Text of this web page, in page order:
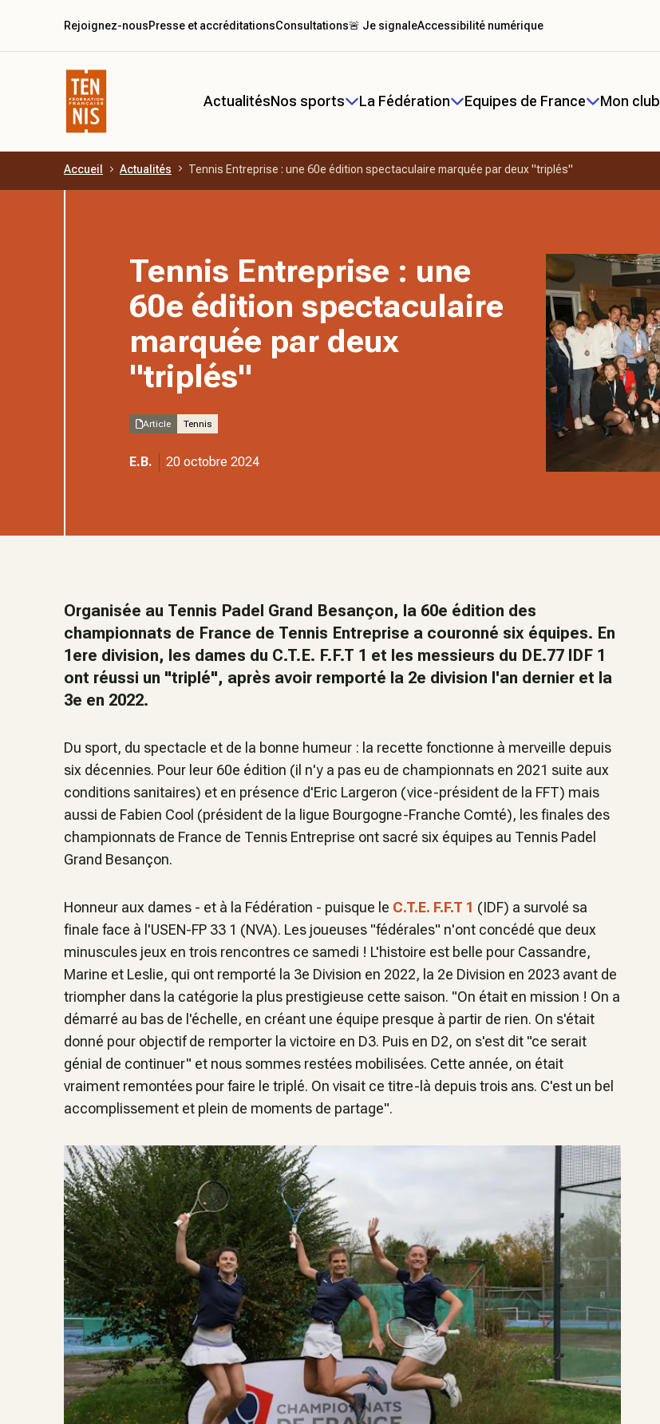
Aller au contenu principal
ActualitésNos sports La Fédération Equipes de France Mon club
Rejoignez-nousPresse et accréditationsConsultations🚨 Je signaleAccessibilité numérique
Accueil Actualités Tennis Entreprise : une 60e édition spectaculaire marquée par deux "triplés"
Tennis Entreprise : une
60e édition spectaculaire
marquée par deux
"triplés"
Article Tennis
E.B. 20 octobre 2024
Organisée au Tennis Padel Grand Besançon, la 60e édition des
championnats de France de Tennis Entreprise a couronné six équipes. En
1ere division, les dames du C.T.E. F.F.T 1 et les messieurs du DE.77 IDF 1
ont réussi un "triplé", après avoir remporté la 2e division l'an dernier et la
3e en 2022.
Du sport, du spectacle et de la bonne humeur : la recette fonctionne à merveille depuis
six décennies. Pour leur 60e édition (il n'y a pas eu de championnats en 2021 suite aux
conditions sanitaires) et en présence d'Eric Largeron (vice-président de la FFT) mais
aussi de Fabien Cool (président de la ligue Bourgogne-Franche Comté), les finales des
championnats de France de Tennis Entreprise ont sacré six équipes au Tennis Padel
Grand Besançon.
Honneur aux dames - et à la Fédération - puisque le C.T.E. F.F.T 1 (IDF) a survolé sa
finale face à l'USEN-FP 33 1 (NVA). Les joueuses "fédérales" n'ont concédé que deux
minuscules jeux en trois rencontres ce samedi ! L'histoire est belle pour Cassandre,
Marine et Leslie, qui ont remporté la 3e Division en 2022, la 2e Division en 2023 avant de
triompher dans la catégorie la plus prestigieuse cette saison. "On était en mission ! On a
démarré au bas de l'échelle, en créant une équipe presque à partir de rien. On s'était
donné pour objectif de remporter la victoire en D3. Puis en D2, on s'est dit "ce serait
génial de continuer" et nous sommes restées mobilisées. Cette année, on était
vraiment remontées pour faire le triplé. On visait ce titre-là depuis trois ans. C'est un bel
accomplissement et plein de moments de partage".